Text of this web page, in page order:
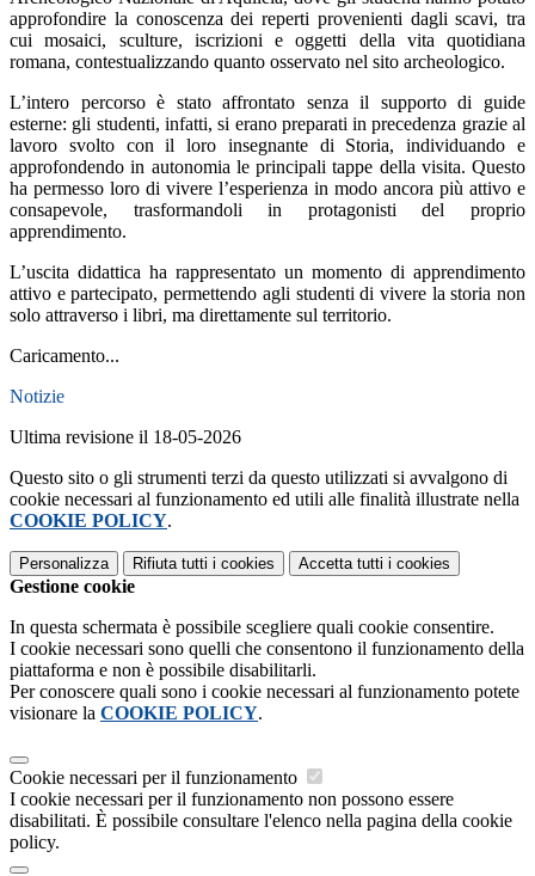
approfondire la conoscenza dei reperti provenienti dagli scavi, tra
cui mosaici, sculture, iscrizioni e oggetti della vita quotidiana
romana, contestualizzando quanto osservato nel sito archeologico.
L’intero percorso è stato affrontato senza il supporto di guide
esterne: gli studenti, infatti, si erano preparati in precedenza grazie al
lavoro svolto con il loro insegnante di Storia, individuando e
approfondendo in autonomia le principali tappe della visita. Questo
ha permesso loro di vivere l’esperienza in modo ancora più attivo e
consapevole, trasformandoli in protagonisti del proprio
apprendimento.
L’uscita didattica ha rappresentato un momento di apprendimento
attivo e partecipato, permettendo agli studenti di vivere la storia non
solo attraverso i libri, ma direttamente sul territorio.
Caricamento...
Notizie
Ultima revisione il 18-05-2026
Questo sito o gli strumenti terzi da questo utilizzati si avvalgono di
cookie necessari al funzionamento ed utili alle finalità illustrate nella
COOKIE POLICY.
Personalizza Rifiuta tutti i cookies Accetta tutti i cookies
Gestione cookie
In questa schermata è possibile scegliere quali cookie consentire.
I cookie necessari sono quelli che consentono il funzionamento della
piattaforma e non è possibile disabilitarli.
Per conoscere quali sono i cookie necessari al funzionamento potete
visionare la COOKIE POLICY.
Cookie necessari per il funzionamento
I cookie necessari per il funzionamento non possono essere
disabilitati. È possibile consultare l'elenco nella pagina della cookie
policy.